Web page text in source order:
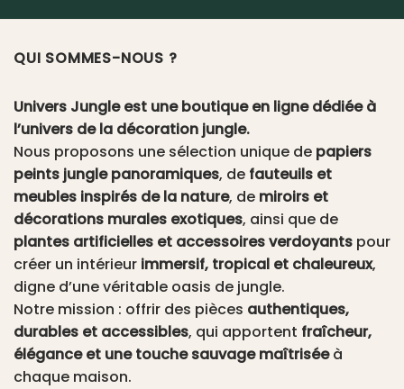
initial
79.99€.
actuel
QUI SOMMES-NOUS ?
Univers Jungle est une boutique en ligne dédiée à
l’univers de la décoration jungle.
Nous proposons une sélection unique de papiers
peints jungle panoramiques, de fauteuils et
meubles inspirés de la nature, de miroirs et
décorations murales exotiques, ainsi que de
plantes artificielles et accessoires verdoyants pour
créer un intérieur immersif, tropical et chaleureux,
digne d’une véritable oasis de jungle.
Notre mission : offrir des pièces authentiques,
durables et accessibles, qui apportent fraîcheur,
élégance et une touche sauvage maîtriséeà
chaque maison.